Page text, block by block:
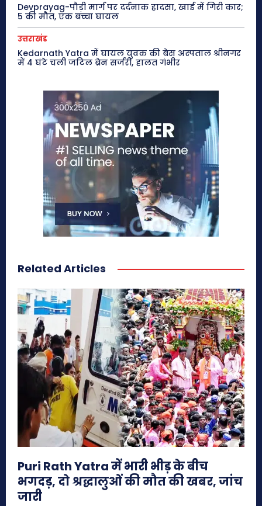
Devprayag-पौड़ी मार्ग पर दर्दनाक हादसा, खाई में गिरी कार;
5 की मौत, एक बच्चा घायल
उत्तराखंड
Kedarnath Yatra में घायल युवक की बेस अस्पताल श्रीनगर
में 4 घंटे चली जटिल ब्रेन सर्जरी, हालत गंभीर
Related Articles
Puri Rath Yatra में भारी भीड़ के बीच
भगदड़, दो श्रद्धालुओं की मौत की खबर, जांच
जारी